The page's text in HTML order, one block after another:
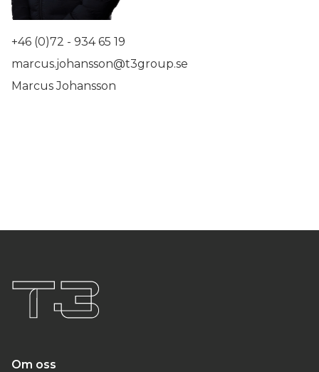
+46 (0)72 - 934 65 19
marcus.johansson@t3group.se
Marcus Johansson
Om oss